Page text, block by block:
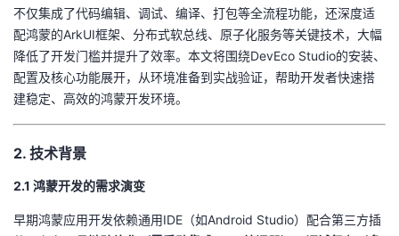
我
的
博
客
我
的
论
我
的
我
不仅集成了代码编辑、调试、编译、打包等全流程功能，还深度适
配鸿蒙的ArkUI框架、分布式软总线、原子化服务等关键技术，大幅
降低了开发门槛并提升了效率。本文将围绕DevEco Studio的安装、
配置及核心功能展开，从环境准备到实战验证，帮助开发者快速搭
建稳定、高效的鸿蒙开发环境。
​2. 技术背景​
​2.1 鸿蒙开发的需求演变​
早期鸿蒙应用开发依赖通用IDE（如Android Studio）配合第三方插